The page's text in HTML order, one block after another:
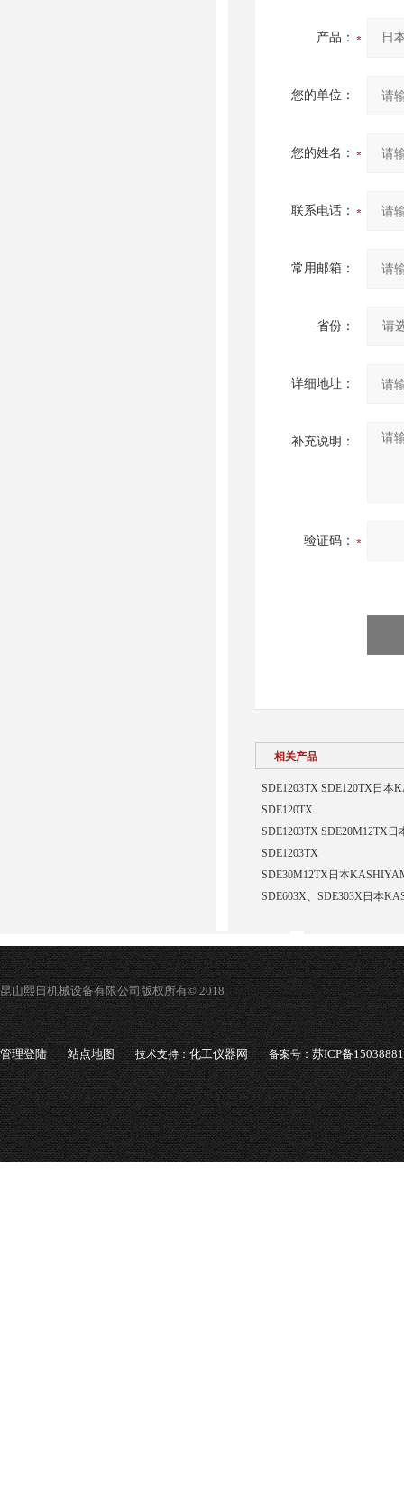
产品：
您的单位：
您的姓名：
联系电话：
常用邮箱：
省份：
详细地址：
补充说明：
验证码：
相关产品
SDE1203TX SDE120TX日本
SDE120TX
SDE1203TX SDE20M12TX
SDE1203TX
SDE30M12TX日本
SDE603X、SDE303X日本
昆山熙日机械设备有限公司版权所有© 2018
管理登陆 站点地图 技术支持：化工仪器网 备案号：苏ICP备